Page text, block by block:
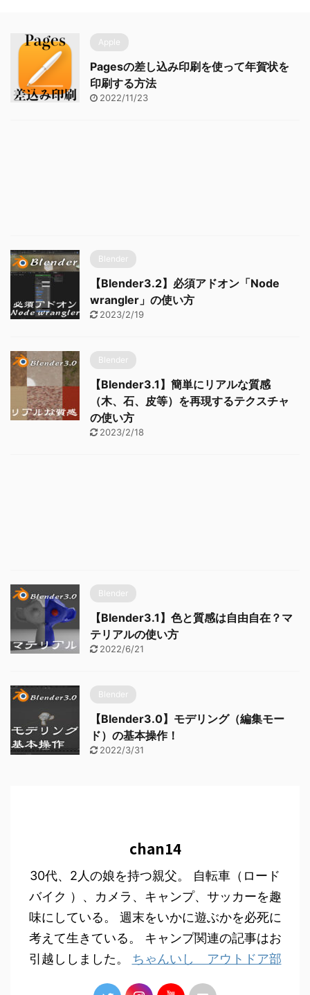
Apple
Pagesの差し込み印刷を使って年賀状を
印刷する方法
2022/11/23
Blender
【Blender3.2】必須アドオン「Node
wrangler」の使い方
2023/2/19
Blender
【Blender3.1】簡単にリアルな質感
（木、石、皮等）を再現するテクスチャ
の使い方
2023/2/18
Blender
【Blender3.1】色と質感は自由自在？マ
テリアルの使い方
2022/6/21
Blender
【Blender3.0】モデリング（編集モー
ド）の基本操作！
2022/3/31
chan14
30代、2人の娘を持つ親父。 自転車（ロード
バイク ）、カメラ、キャンプ、サッカーを趣
味にしている。 週末をいかに遊ぶかを必死に
考えて生きている。 キャンプ関連の記事はお
引越ししました。 ちゃんいし アウトドア部